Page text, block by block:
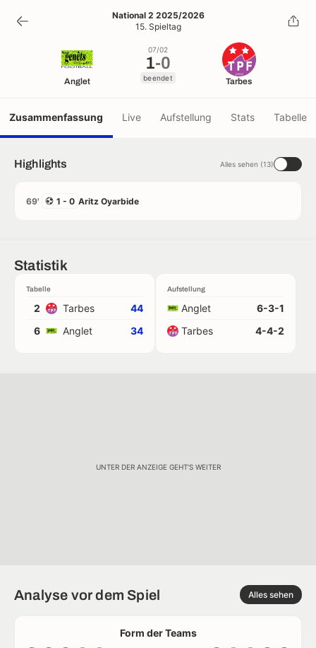
1 -0
beendet
National 2 2025/2026
15. Spieltag
Anglet
07/02
1-0
beendet Tarbes
Zusammenfassung Live Aufstellung Stats Tabelle
Highlights Alles sehen (13)
69' 1 - 0 Aritz Oyarbide
Statistik
Tabelle
2 Tarbes
44
6
Anglet 34
Aufstellung
Anglet
6-3-1
Tarbes
4-4-2
UNTER DER ANZEIGE GEHT'S WEITER
Analyse vor dem Spiel Alles sehen
Form der Teams